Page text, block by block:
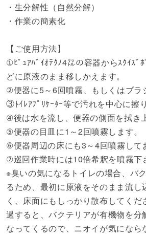
・生分解性（自然分解）
・作業の簡素化
【ご使用方法】
①ﾋﾟｭｱﾊﾞｲｵﾃｸﾉ4㍑の容器からｽｸｲｽﾞ
どに原液のまま移しかえます。
②便器に5～6回噴霧、もしくはブラ
③ﾄｲﾚｱﾌﾟﾘｹｰﾀｰ等で汚れを中心に擦り
④後は水を流し、便器の側面を拭き
⑤便器の目皿に1～2回噴霧します。
⑥便器周辺の床にも3～4回噴霧して
⑦巡回作業時には10倍希釈を噴霧下
※臭いの気になるトイレの場合、バ
るため、最初に原液をそのまま流し
く、床面にもしっかり散布してく
過すると、バクテリアが有機物を分
なってくるので、ニオイが気になら